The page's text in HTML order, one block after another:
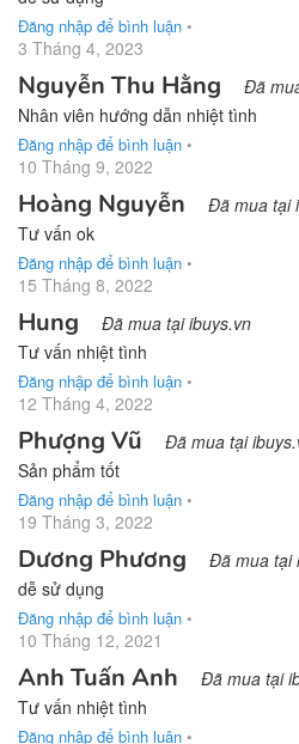
Đăng nhập để bình luận •
3 Tháng 4, 2023
Nguyễn Thu Hằng Đã
Nhân viên hướng dẫn nhiệt tình
Đăng nhập để bình luận •
10 Tháng 9, 2022
Hoàng Nguyễn Đã mua tại
Tư vấn ok
Đăng nhập để bình luận •
15 Tháng 8, 2022
Hung Đã mua tại ibuys.vn
Tư vấn nhiệt tình
Đăng nhập để bình luận •
12 Tháng 4, 2022
Phượng Vũ Đã mua tại
Sản phẩm tốt
Đăng nhập để bình luận •
19 Tháng 3, 2022
Dương Phương Đã mua tại
dễ sử dụng
Đăng nhập để bình luận •
10 Tháng 12, 2021
Anh Tuấn Anh Đã mua tại
Tư vấn nhiệt tình
Đăng nhập để bình luận •